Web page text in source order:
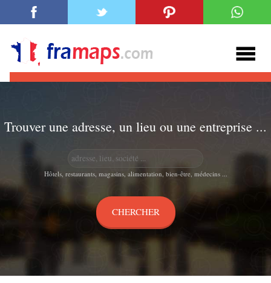
Trouver une adresse, un lieu ou une entreprise ...
Hôtels, restaurants, magasins, alimentation, bien-être, médecins ...